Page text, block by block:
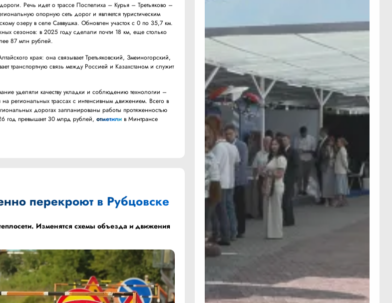
Речь идет о трассе Поспелиха – Курья – Третьяково –
опорную сеть дорог и является туристическим
озеру в селе Саввушка. Обновлен участок с 0 по 35,7 км.
сезонов: в 2025 году сделали почти 18 км, еще столько
87 млн рублей.
края: она связывает Третьяковский, Змеиногорский,
транспортную связь между Россией и Казахстаном и служит
уделяли качеству укладки и соблюдению технологии –
региональных трассах с интенсивным движением. Всего в
дорогах запланированы работы протяженностью
год превышает 30 млрд рублей,отметили в Минтрансе
перекроют в Рубцовске
Изменятся схемы объезда и движения